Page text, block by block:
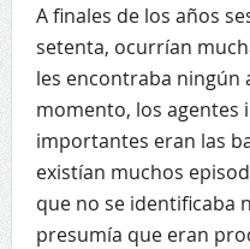
A finales de los años
setenta, ocurrían
les encontraba ningún
momento, los agentes
importantes eran las
existían muchos
que no se identificaba
presumía que eran